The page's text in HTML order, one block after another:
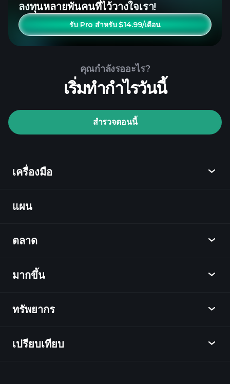
ลงทุนหลายพันคนที่ไว้วางใจเรา!
รับ Pro สำหรับ $14.99/เดือน
คุณกำลังรออะไร?
เริ่มทำกำไรวันนี้
สำรวจตอนนี้
เครื่องมือ
ค้นพบ
ศูนย์กลางการเรียนรู้
เดสก์ท็อป
แผน
ตลาด
ภาพรวม
ดัชนี
มากขึ้น
เป็นพันธมิตร
ทรัพยากร
ศูนย์ช่วยเหลือ
เปรียบเทียบ